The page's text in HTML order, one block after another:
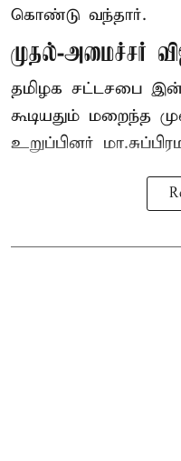
கொண்டு வந்தார்.
முதல்-அமைச்சர்
தமிழக சட்டசபை
கூடியதும் மறைந்த
உறுப்பினர்